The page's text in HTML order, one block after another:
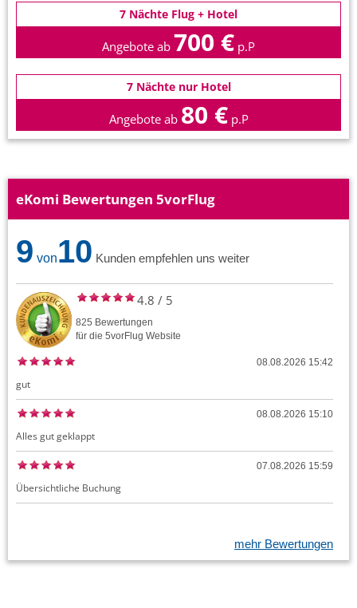
7 Nächte Flug + Hotel
Angebote ab 700 € p.P
7 Nächte nur Hotel
Angebote ab 80 € p.P
eKomi Bewertungen 5vorFlug
9 von10 Kunden empfehlen uns weiter
4.8 / 5
825 Bewertungen
für die 5vorFlug Website
08.08.2026 15:42
gut
08.08.2026 15:10
Alles gut geklappt
07.08.2026 15:59
Übersichtliche Buchung
mehr Bewertungen